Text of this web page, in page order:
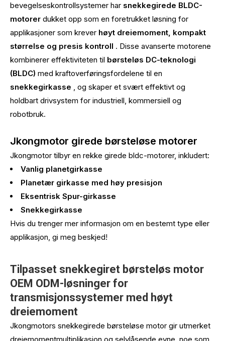
bevegelseskontrollsystemer har snekkegirede BLDC-
motorer dukket opp som en foretrukket løsning for
applikasjoner som krever høyt dreiemoment, kompakt
størrelse og presis kontroll . Disse avanserte motorene
kombinerer effektiviteten til børsteløs DC-teknologi
(BLDC) med kraftoverføringsfordelene til en
snekkegirkasse , og skaper et svært effektivt og
holdbart drivsystem for industriell, kommersiell og
robotbruk.
Jkongmotor girede børsteløse motorer
Jkongmotor tilbyr en rekke girede bldc-motorer, inkludert:
Vanlig planetgirkasse
Planetær girkasse med høy presisjon
Eksentrisk Spur-girkasse
Snekkegirkasse
Hvis du trenger mer informasjon om en bestemt type eller
applikasjon, gi meg beskjed!
Tilpasset snekkegiret børsteløs motor
OEM ODM-løsninger for
transmisjonssystemer med høyt
dreiemoment
Jkongmotors snekkegirede børsteløse motor gir utmerket